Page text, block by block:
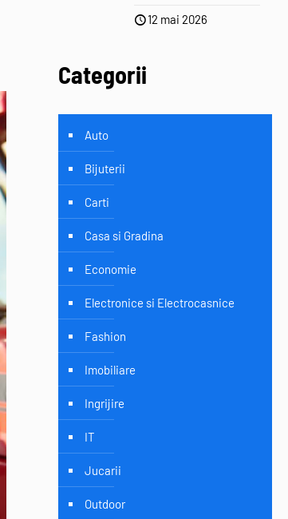
12 mai 2026
Categorii
Auto
Bijuterii
Carti
Casa si Gradina
Economie
Electronice si Electrocasnice
Fashion
Imobiliare
Ingrijire
IT
Jucarii
Outdoor